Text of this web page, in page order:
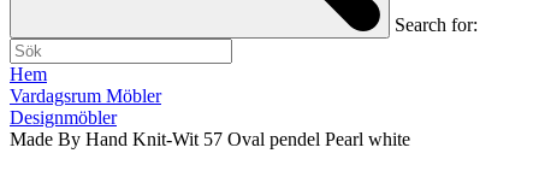
Search for:
Hem
Vardagsrum Möbler
Designmöbler
Made By Hand Knit-Wit 57 Oval pendel Pearl white